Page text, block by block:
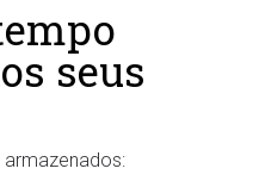
seus